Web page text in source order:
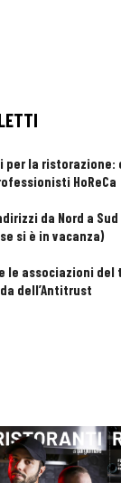
per la ristorazione:
HoReCa
da Nord a
si è in vacanza)
le associazioni del
dell’Antitrust